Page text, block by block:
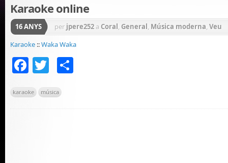
Karaoke online
16 ANYS per jpere252 a Coral, General, Música moderna, Veu
Karaoke ::Waka Waka
Facebook
Twitter
karaoke música